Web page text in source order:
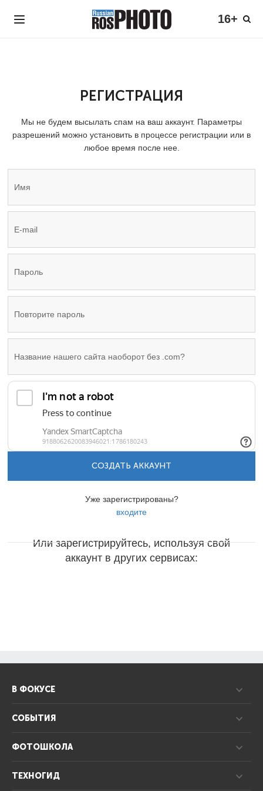
16+
РЕГИСТРАЦИЯ
Мы не будем высылать спам на ваш аккаунт. Параметры
разрешений можно установить в процессе регистрации или в
любое время после нее.
СОЗДАТЬ АККАУНТ
Уже зарегистрированы?
входите
Или зарегистрируйтесь, используя свой
аккаунт в других сервисах:
В ФОКУСЕ
СОБЫТИЯ
ФОТОШКОЛА
ТЕХНОГИД